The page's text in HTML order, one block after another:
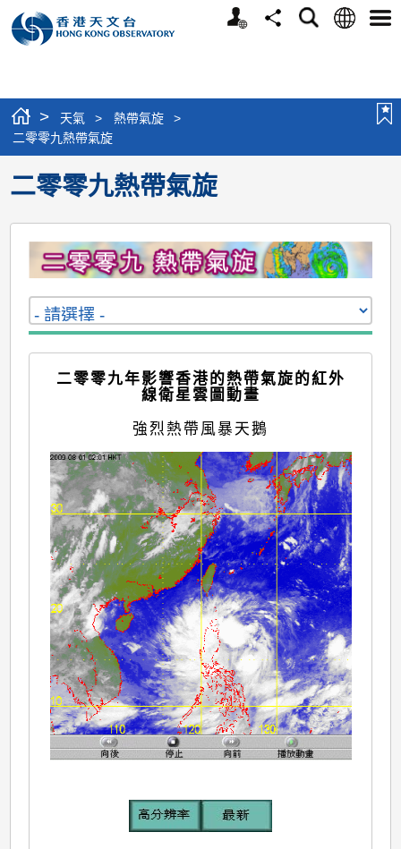
個
分
搜
語
選
> 天氣 > 熱帶氣旋
>
二零零九熱帶氣旋
二零零九熱帶氣旋
二零零九年影響香港的熱帶氣旋的紅外
線衛星雲圖動畫
強烈熱帶風暴天鵝